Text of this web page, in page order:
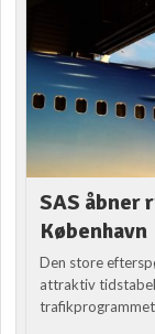
SAS åbner
København
Den store
attraktiv